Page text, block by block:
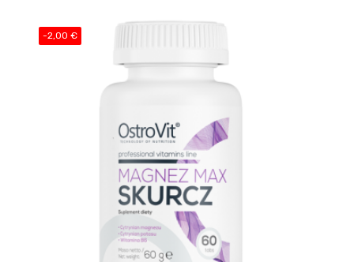
-2,00 €